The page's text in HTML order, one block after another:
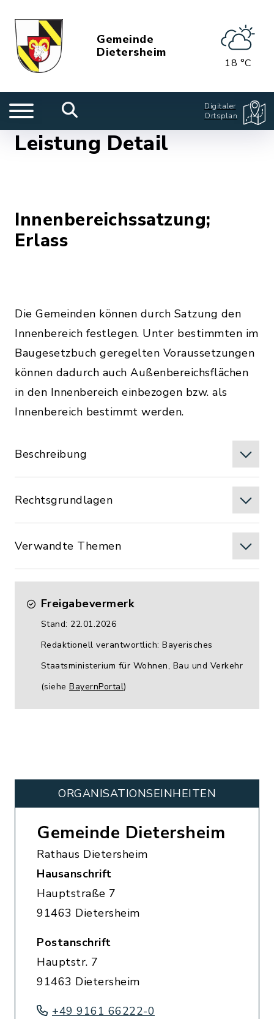
Gemeinde
Dietersheim
18 °C
Digitaler
Ortsplan
Leistung Detail
Innenbereichssatzung;
Erlass
Die Gemeinden können durch Satzung den
Innenbereich festlegen. Unter bestimmten im
Baugesetzbuch geregelten Voraussetzungen
können dadurch auch Außenbereichsflächen
in den Innenbereich einbezogen bzw. als
Innenbereich bestimmt werden.
Beschreibung
Rechtsgrundlagen
Verwandte Themen
Freigabevermerk
Stand: 22.01.2026
Redaktionell verantwortlich: Bayerisches
Staatsministerium für Wohnen, Bau und Verkehr
(siehe BayernPortal)
ORGANISATIONS­EINHEITEN
Gemeinde Dietersheim
Rathaus Dietersheim
Hausanschrift
Hauptstraße 7
91463 Dietersheim
Postanschrift
Hauptstr. 7
91463 Dietersheim
+49 9161 66222-0